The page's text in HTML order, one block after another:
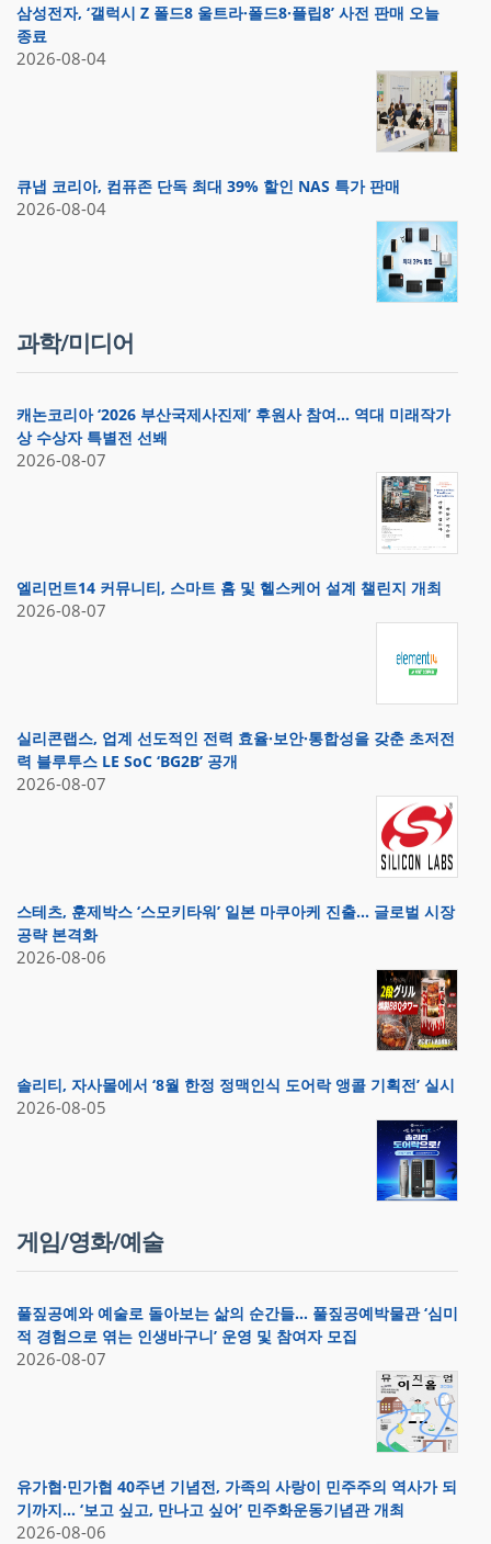
삼성전자, ‘갤럭시 Z 폴드8 울트라·폴드8·플립8’ 사전 판매 오늘
종료
2026-08-04
큐냅 코리아, 컴퓨존 단독 최대 39% 할인 NAS 특가 판매
2026-08-04
과학/미디어
캐논코리아 ‘2026 부산국제사진제’ 후원사 참여… 역대 미래작가
상 수상자 특별전 선봬
2026-08-07
엘리먼트14 커뮤니티, 스마트 홈 및 헬스케어 설계 챌린지 개최
2026-08-07
실리콘랩스, 업계 선도적인 전력 효율·보안·통합성을 갖춘 초저전
력 블루투스 LE SoC ‘BG2B’ 공개
2026-08-07
스테츠, 훈제박스 ‘스모키타워’ 일본 마쿠아케 진출… 글로벌 시장
공략 본격화
2026-08-06
솔리티, 자사몰에서 ‘8월 한정 정맥인식 도어락 앵콜 기획전’ 실시
2026-08-05
게임/영화/예술
풀짚공예와 예술로 돌아보는 삶의 순간들… 풀짚공예박물관 ‘심미
적 경험으로 엮는 인생바구니’ 운영 및 참여자 모집
2026-08-07
유가협·민가협 40주년 기념전, 가족의 사랑이 민주주의 역사가 되
기까지… ‘보고 싶고, 만나고 싶어’ 민주화운동기념관 개최
2026-08-06